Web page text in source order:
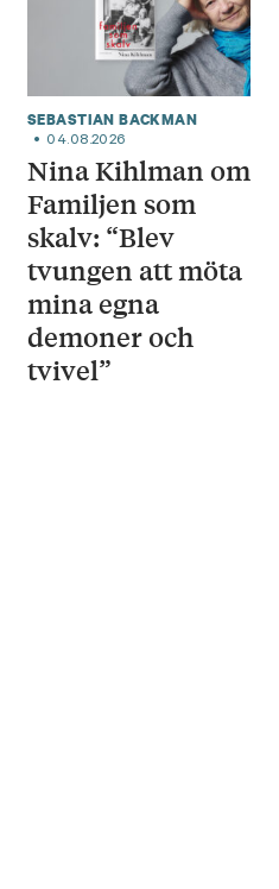
SEBASTIAN BACKMAN
04.08.2026
Nina Kihlman om
Familjen som
skalv: “Blev
tvungen att möta
mina egna
demoner och
tvivel”